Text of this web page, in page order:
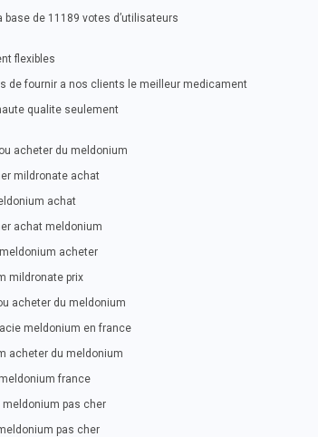
base de 11189 votes d’utilisateurs
flexibles
de fournir a nos clients le meilleur medicament
qualite seulement
acheter du meldonium
mildronate achat
achat
achat meldonium
acheter
mildronate prix
acheter du meldonium
meldonium en france
acheter du meldonium
france
pas cher
pas cher